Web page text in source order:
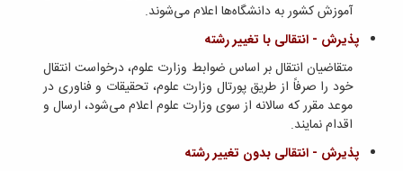
توسعه
مدیریت
و
پشتیبانی
معاونت
آموزشی
و
تحصیلات
تکمیلی
تحصیل
دانشگاه
D8
رشته‌های
تحصیلی
کارشناسی
تحصیلات
تکمیلی
گیاهی
پژوهشکده
مرکز
آپا
دانشگاه
بوعلی
سینا
علوم
پایه
علوم
اقتصادی
و
اجتماعی
علوم
ورزشی
مشاوره
و
سبک
زندگی
مرکز
بهداشت
و
درمان
خوابگاه‌های
تشکل‌های
اسلامی
دانشجویان
نشریات
دانشجویی
کانون‌های
فرهنگی
فعالیت‌های
آموزش کشور به دانشگاه‌ها اعلام می‌شوند.
پذیرش - انتقالی با تغییر رشته
متقاضیان انتقال بر اساس ضوابط وزارت علوم، درخواست انتقال
خود را صرفاً از طریق پورتال وزارت علوم، تحقیقات و فناوری در
موعد مقرر که سالانه از سوی وزارت علوم اعلام می‌شود، ارسال و
اقدام نمایند.
پذیرش - انتقالی بدون تغییر رشته